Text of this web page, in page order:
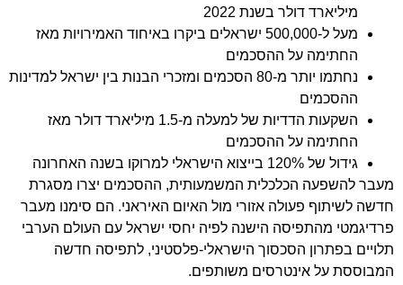
מיליארד דולר בשנת 2022
מעל ל-500,000 ישראלים ביקרו באיחוד האמירויות מאז
החתימה על ההסכמים
נחתמו יותר מ-80 הסכמים ומזכרי הבנות בין ישראל למדינות
ההסכמים
השקעות הדדיות של למעלה מ-1.5 מיליארד דולר מאז
החתימה על ההסכמים
גידול של 120% בייצוא הישראלי למרוקו בשנה האחרונה
מעבר להשפעה הכלכלית המשמעותית, ההסכמים יצרו מסגרת
חדשה לשיתוף פעולה אזורי מול האיום האיראני. הם סימנו מעבר
פרדיגמטי מהתפיסה הישנה לפיה יחסי ישראל עם העולם הערבי
תלויים בפתרון הסכסוך הישראלי-פלסטיני, לתפיסה חדשה
המבוססת על אינטרסים משותפים.